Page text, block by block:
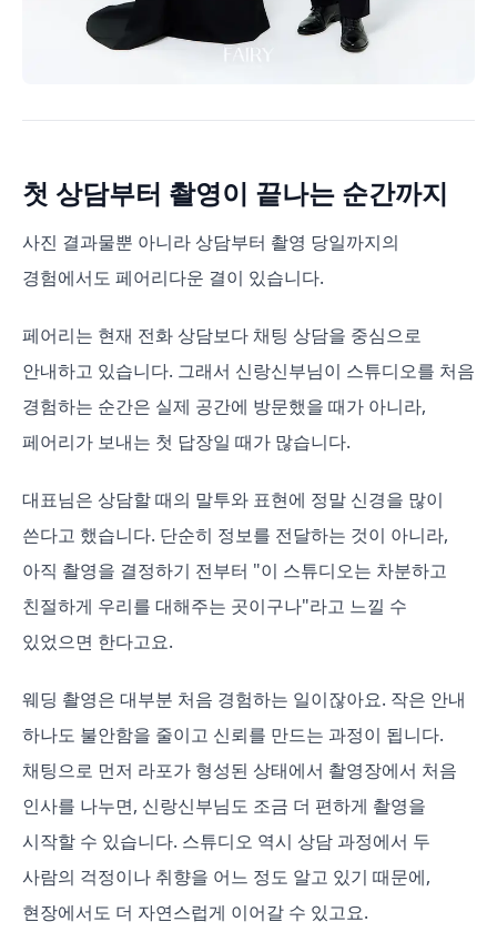
첫 상담부터 촬영이 끝나는 순간까지
사진 결과물뿐 아니라 상담부터 촬영 당일까지의
경험에서도 페어리다운 결이 있습니다.
페어리는 현재 전화 상담보다 채팅 상담을 중심으로
안내하고 있습니다. 그래서 신랑신부님이 스튜디오를 처음
경험하는 순간은 실제 공간에 방문했을 때가 아니라,
페어리가 보내는 첫 답장일 때가 많습니다.
대표님은 상담할 때의 말투와 표현에 정말 신경을 많이
쓴다고 했습니다. 단순히 정보를 전달하는 것이 아니라,
아직 촬영을 결정하기 전부터 "이 스튜디오는 차분하고
친절하게 우리를 대해주는 곳이구나"라고 느낄 수
있었으면 한다고요.
웨딩 촬영은 대부분 처음 경험하는 일이잖아요. 작은 안내
하나도 불안함을 줄이고 신뢰를 만드는 과정이 됩니다.
채팅으로 먼저 라포가 형성된 상태에서 촬영장에서 처음
인사를 나누면, 신랑신부님도 조금 더 편하게 촬영을
시작할 수 있습니다. 스튜디오 역시 상담 과정에서 두
사람의 걱정이나 취향을 어느 정도 알고 있기 때문에,
현장에서도 더 자연스럽게 이어갈 수 있고요.